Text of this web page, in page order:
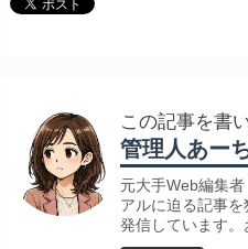
この記事を書
管理人あー
元大手Web編集
アルに迫る記事
発信しています